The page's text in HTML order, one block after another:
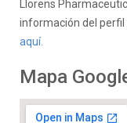
Llorens
información del perfil
aquí.
Mapa